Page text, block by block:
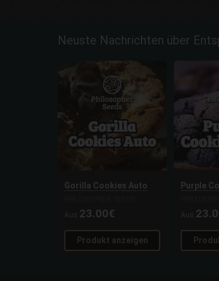
Neuste Nachrichten über
Gorilla Cookies Auto
Aus 23.00€
Produkt anzeigen
Purple
Aus